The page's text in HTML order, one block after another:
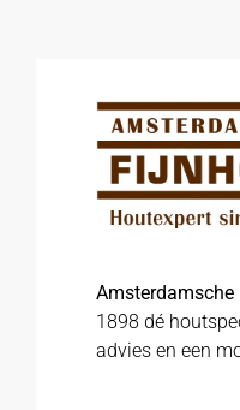
Amsterdamsche
1898 dé
advies en een